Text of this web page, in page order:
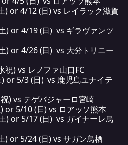
) or 4/12 (日) vs レイラック滋賀
) or 4/19 (日) vs ギラヴァンツ
) or 4/26 (日) vs 大分トリニー
祝) vs レノファ山口FC
or 5/3 (日) vs 鹿児島ユナイテ
) vs テゲバジャーロ宮崎
or 5/10 (日) vs ロアッソ熊本
) or 5/17 (日) vs ガイナーレ鳥
) or 5/24 (日) vs サガン鳥栖